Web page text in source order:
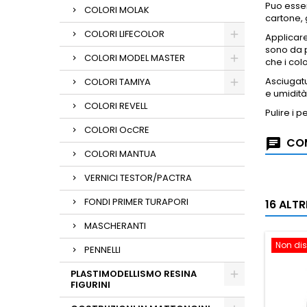
COLORI MOLAK
COLORI LIFECOLOR
COLORI MODEL MASTER
COLORI TAMIYA
COLORI REVELL
COLORI OcCRE
COLORI MANTUA
VERNICI TESTOR/PACTRA
FONDI PRIMER TURAPORI
MASCHERANTI
PENNELLI
PLASTIMODELLISMO RESINA
FIGURINI
Puo
cartone,
sono da
che i
e
Pulire i
16
Non